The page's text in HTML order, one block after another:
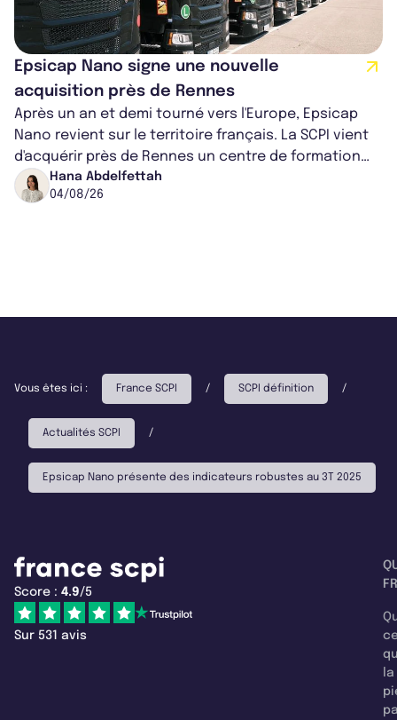
Epsicap Nano signe une nouvelle
acquisition près de Rennes
Après un an et demi tourné vers l'Europe, Epsicap
Nano revient sur le territoire français. La SCPI vient
d'acquérir près de Rennes un centre de formation
pour conducteurs poids lou...
Hana Abdelfettah
04/08/26
Vous êtes ici : France SCPI / SCPI définition /
Actualités SCPI /
Epsicap Nano présente des indicateurs robustes au 3T 2025
Score : 4.9/5
Sur 531 avis
la